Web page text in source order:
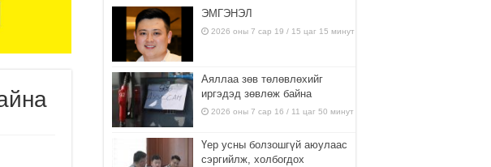
ЭМГЭНЭЛ
2026 оны 7 сар 19 / 15 цаг 15 минут
Аяллаа зөв төлөвлөхийг
иргэдэд зөвлөж байна
2026 оны 7 сар 16 / 11 цаг 50 минут
Үер усны болзошгүй аюулаас
сэргийлж, холбогдох